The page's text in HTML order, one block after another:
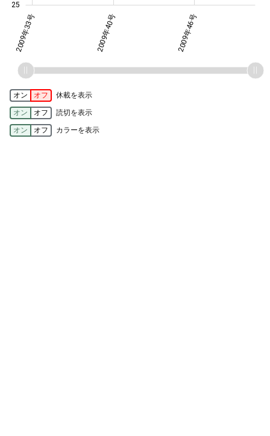
25
2009年33号
39号
44号
49号
2009年40号 2009年46号
オン オフ 休載を表示
オン オフ 読切を表示
オン オフ カラーを表示